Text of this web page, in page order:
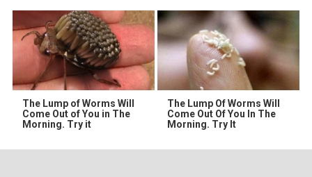
The Lump of Worms Will
Come Out of You in The
Morning. Try it
The Lump Of Worms Will
Come Out Of You In The
Morning. Try It